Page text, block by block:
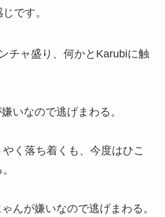
です。
チャ盛り、何かとKarubiに触
いなので逃げまわる。
く落ち着くも、今度はひこ
んが嫌いなので逃げまわる。